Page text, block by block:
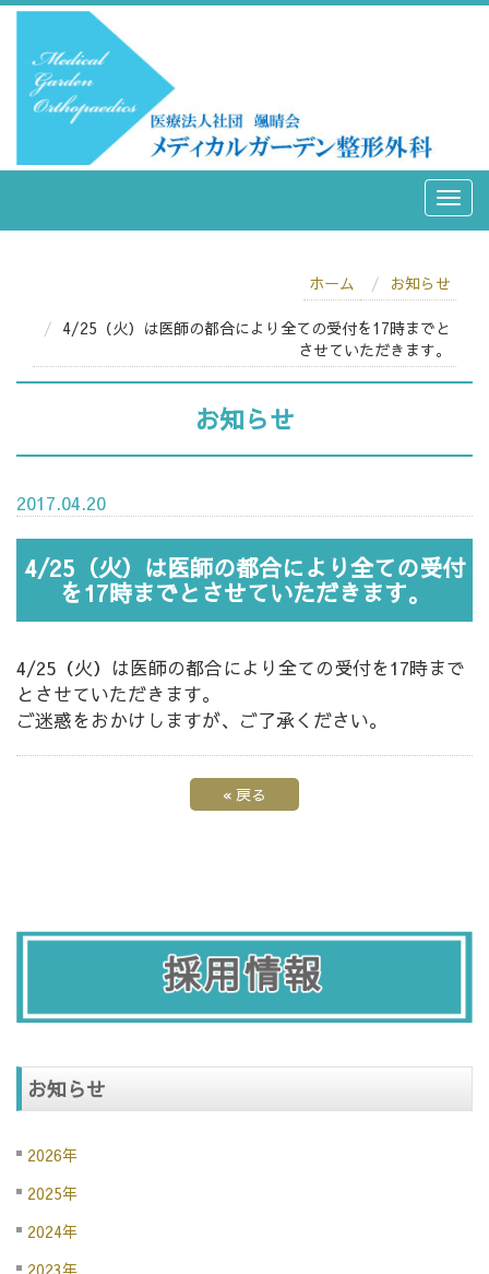
ホーム お知らせ
4/25（火）は医師の都合により全ての受付を17時までと
させていただきます。
お知らせ
2017.04.20
4/25（火）は医師の都合により全ての受付
を17時までとさせていただきます。
4/25（火）は医師の都合により全ての受付を17時まで
とさせていただきます。
ご迷惑をおかけしますが、ご了承ください。
« 戻る
お知らせ
2026年
2025年
2024年